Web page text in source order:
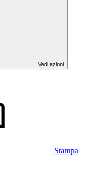
Vedi azioni
Stampa